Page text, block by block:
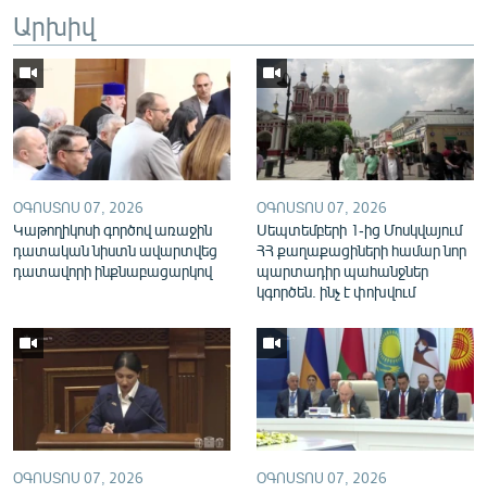
English
Русский
ՀԵՏԵՎԵՔ ՄԵԶ
«Ազատության» բոլոր կայքերը
Արխիվ
ՕԳՈՍՏՈՍ 07, 2026
Կաթողիկոսի գործով առաջին
դատական նիստն ավարտվեց
դատավորի ինքնաբացարկով
ՕԳՈՍՏՈՍ 07, 2026
Սեպտեմբերի 1-ից Մոսկվայում
ՀՀ քաղաքացիների համար նոր
պարտադիր պահանջներ
կգործեն. ինչ է փոխվում
ՕԳՈՍՏՈՍ 07, 2026 ՕԳՈՍՏՈՍ 07, 2026